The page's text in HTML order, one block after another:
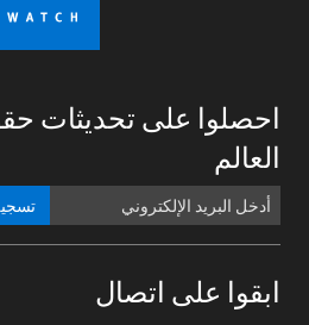
احصلوا على تحديثات
العالم
ابقوا على اتصال